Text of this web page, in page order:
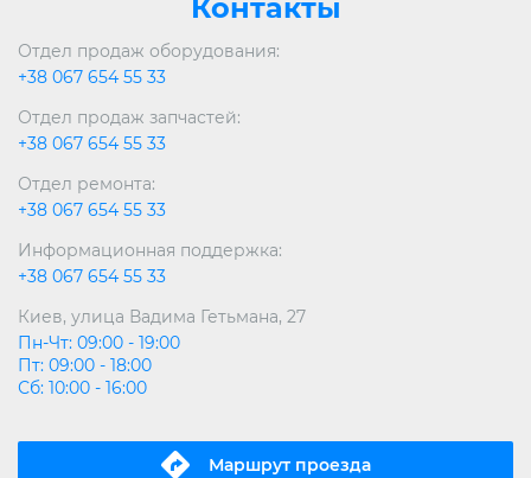
Контакты
Отдел продаж оборудования:
+38 067 654 55 33
Отдел продаж запчастей:
+38 067 654 55 33
Отдел ремонта:
+38 067 654 55 33
Информационная поддержка:
+38 067 654 55 33
Киев, улица Вадима Гетьмана, 27
Пн-Чт: 09:00 - 19:00
Пт: 09:00 - 18:00
Сб: 10:00 - 16:00
Маршрут проeзда